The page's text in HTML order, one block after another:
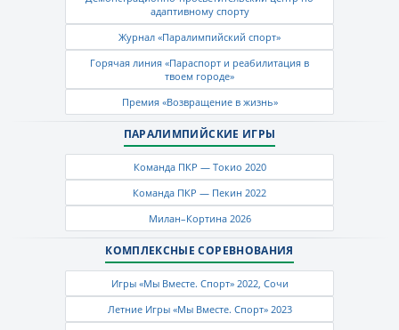
адаптивному спорту
Журнал «Паралимпийский спорт»
Горячая линия «Параспорт и реабилитация в
твоем городе»
Премия «Возвращение в жизнь»
ПАРАЛИМПИЙСКИЕ ИГРЫ
Команда ПКР — Токио 2020
Команда ПКР — Пекин 2022
Милан–Кортина 2026
КОМПЛЕКСНЫЕ СОРЕВНОВАНИЯ
Игры «Мы Вместе. Спорт» 2022, Сочи
Летние Игры «Мы Вместе. Спорт» 2023